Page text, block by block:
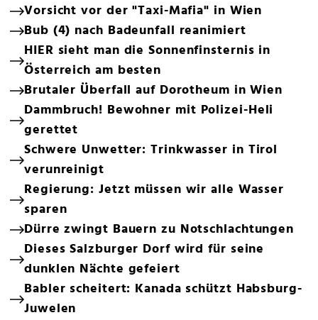
Vorsicht vor der "Taxi-Mafia" in Wien
Bub (4) nach Badeunfall reanimiert
HIER sieht man die Sonnenfinsternis in
Österreich am besten
Brutaler Überfall auf Dorotheum in Wien
Dammbruch! Bewohner mit Polizei-Heli
gerettet
Schwere Unwetter: Trinkwasser in Tirol
verunreinigt
Regierung: Jetzt müssen wir alle Wasser
sparen
Dürre zwingt Bauern zu Notschlachtungen
Dieses Salzburger Dorf wird für seine
dunklen Nächte gefeiert
Babler scheitert: Kanada schützt Habsburg-
Juwelen